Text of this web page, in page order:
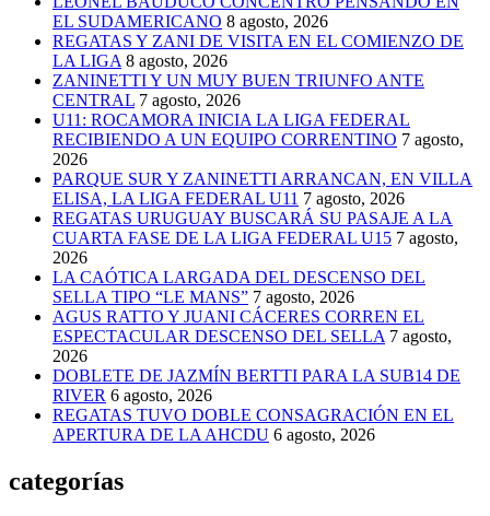
EL SUDAMERICANO 8 agosto, 2026
REGATAS Y ZANI DE VISITA EN EL COMIENZO DE
LA LIGA 8 agosto, 2026
ZANINETTI Y UN MUY BUEN TRIUNFO ANTE
CENTRAL 7 agosto, 2026
U11: ROCAMORA INICIA LA LIGA FEDERAL
RECIBIENDO A UN EQUIPO CORRENTINO 7 agosto,
2026
PARQUE SUR Y ZANINETTI ARRANCAN, EN VILLA
ELISA, LA LIGA FEDERAL U11 7 agosto, 2026
REGATAS URUGUAY BUSCARÁ SU PASAJE A LA
CUARTA FASE DE LA LIGA FEDERAL U15 7 agosto,
2026
LA CAÓTICA LARGADA DEL DESCENSO DEL
SELLA TIPO “LE MANS” 7 agosto, 2026
AGUS RATTO Y JUANI CÁCERES CORREN EL
ESPECTACULAR DESCENSO DEL SELLA 7 agosto,
2026
DOBLETE DE JAZMÍN BERTTI PARA LA SUB14 DE
RIVER 6 agosto, 2026
REGATAS TUVO DOBLE CONSAGRACIÓN EN EL
APERTURA DE LA AHCDU 6 agosto, 2026
categorías